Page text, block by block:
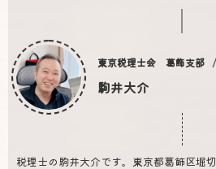
東京税理士会 葛飾支部
駒井大介
税理士の駒井大介です。東京都葛飾区堀